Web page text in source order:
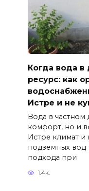
Когда вода
ресурс: как
Истре и не
Вода в частном
комфорт, но и
Истре климат и
подземных вод
подхода при
1.4к.